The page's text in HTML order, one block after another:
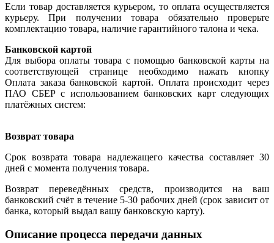
Если товар доставляется курьером, то оплата осуществляется
курьеру. При получении товара обязательно проверьте
комплектацию товара, наличие гарантийного талона и чека.
Банковской картой
Для выбора оплаты товара с помощью банковской карты на
соответствующей странице необходимо нажать кнопку
Оплата заказа банковской картой. Оплата происходит через
ПАО СБЕР с использованием банковских карт следующих
платёжных систем:
Возврат товара
Срок возврата товара надлежащего качества составляет 30
дней с момента получения товара.
Возврат переведённых средств, производится на ваш
банковский счёт в течение 5-30 рабочих дней (срок зависит от
банка, который выдал вашу банковскую карту).
Описание процесса передачи данных